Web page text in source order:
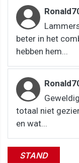
beter in het
hebben hem...
totaal niet
en wat...
STAND